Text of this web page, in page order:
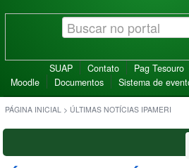
SUAP Contato Pag Tesouro
Moodle
Documentos Sistema de
PÁGINA INICIAL > ÚLTIMAS NOTÍCIAS IPAMERI